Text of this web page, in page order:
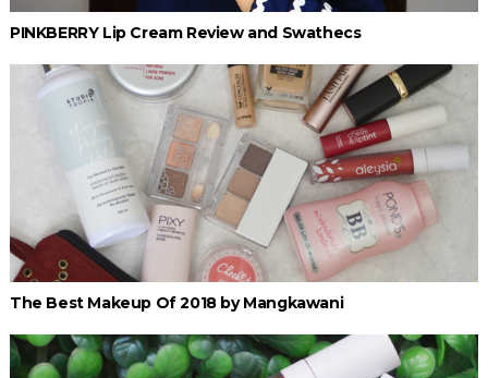
PINKBERRY Lip Cream Review and Swathecs
The Best Makeup Of 2018 by Mangkawani